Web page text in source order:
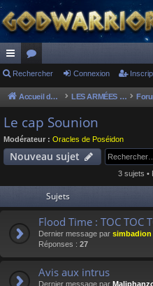
ac
co
ur
ci
or
u
s
Rechercher Connexion
Accueil du forum LES ARMÉES DIVINES - FORUMS DE CLAN
Le cap Sounion
Modérateur : Oracles de Poséidon
Nouveau sujet
3 sujets •
Sujets
Flood Time : TOC TOC
Dernier message par simbadion
Réponses : 27
Avis aux intrus
Dernier message par